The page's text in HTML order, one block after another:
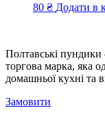
80 ₴ Додати в
Полтавські пундики
торгова марка, яка
домашньої кухні та
Замовити